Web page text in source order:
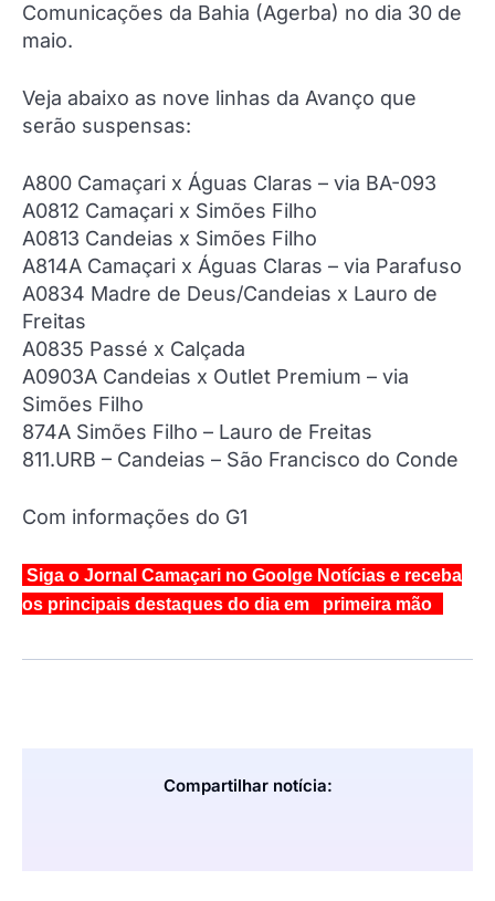
Comunicações da Bahia (Agerba) no dia 30 de
maio.
Veja abaixo as nove linhas da Avanço que
serão suspensas:
A800 Camaçari x Águas Claras – via BA-093
A0812 Camaçari x Simões Filho
A0813 Candeias x Simões Filho
A814A Camaçari x Águas Claras – via Parafuso
A0834 Madre de Deus/Candeias x Lauro de
Freitas
A0835 Passé x Calçada
A0903A Candeias x Outlet Premium – via
Simões Filho
874A Simões Filho – Lauro de Freitas
811.URB – Candeias – São Francisco do Conde
Com informações do G1
Siga o Jornal Camaçari no Goolge Notícias e receba
os principais destaques do dia em primeira mão
Compartilhar notícia: